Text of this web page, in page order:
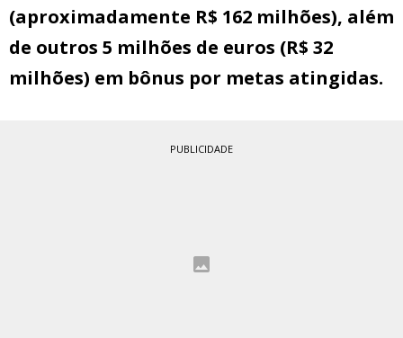
(aproximadamente R$ 162 milhões), além
de outros 5 milhões de euros (R$ 32
milhões) em bônus por metas atingidas.
PUBLICIDADE